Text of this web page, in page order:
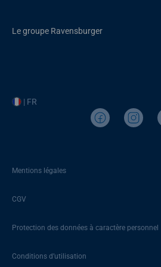
Le groupe Ravensburger
| FR
Mentions légales
CGV
Protection des données à caractère personnel
Conditions d’utilisation